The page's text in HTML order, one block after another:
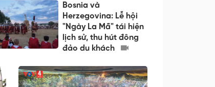
Bosnia và
Herzegovina: Lễ hội
"Ngày La Mã" tái hiện
lịch sử, thu hút đông
đảo du khách